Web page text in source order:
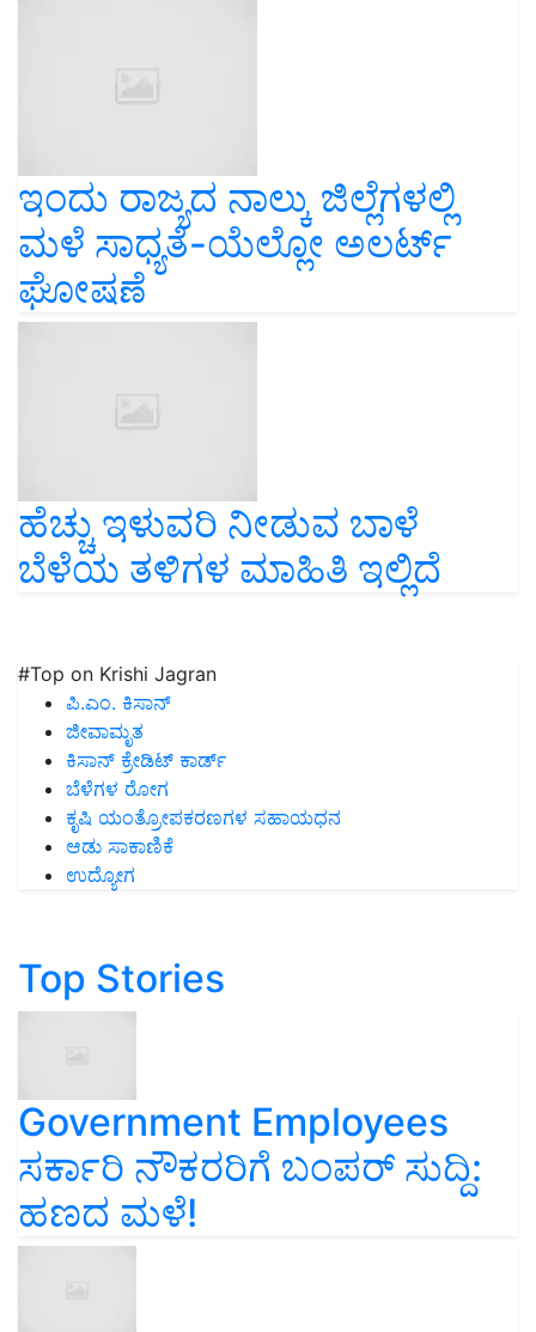
ಇಂದು ರಾಜ್ಯದ ನಾಲ್ಕು ಜಿಲ್ಲೆಗಳಲ್ಲಿ
ಮಳೆ ಸಾಧ್ಯತೆ-ಯೆಲ್ಲೋ ಅಲರ್ಟ್
ಘೋಷಣೆ
ಹೆಚ್ಚು ಇಳುವರಿ ನೀಡುವ ಬಾಳೆ
ಬೆಳೆಯ ತಳಿಗಳ ಮಾಹಿತಿ ಇಲ್ಲಿದೆ
#Top on Krishi Jagran
ಪಿ.ಎಂ. ಕಿಸಾನ್
ಜೀವಾಮೃತ
ಕಿಸಾನ್ ಕ್ರೇಡಿಟ್ ಕಾರ್ಡ್
ಬೆಳೆಗಳ ರೋಗ
ಕೃಷಿ ಯಂತ್ರೋಪಕರಣಗಳ ಸಹಾಯಧನ
ಆಡು ಸಾಕಾಣಿಕೆ
ಉದ್ಯೋಗ
Top Stories
Government Employees
ಸರ್ಕಾರಿ ನೌಕರರಿಗೆ ಬಂಪರ್‌ ಸುದ್ದಿ:
ಹಣದ ಮಳೆ!